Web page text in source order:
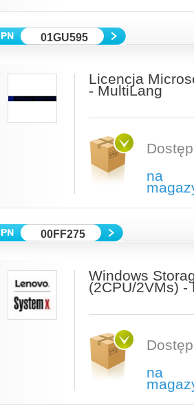
01GU595
Licencja
- MultiLang
na
00FF275
Windows
(2CPU/2VMs) -
na